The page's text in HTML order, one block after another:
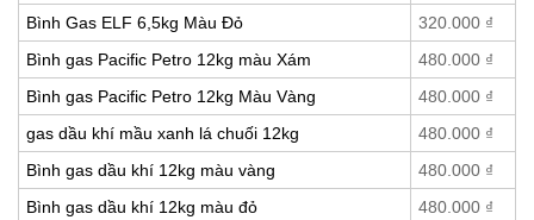
Bình Gas ELF 6,5kg Màu Đỏ
320.000 ₫
Bình gas Pacific Petro 12kg màu Xám
480.000 ₫
Bình gas Pacific Petro 12kg Màu Vàng
480.000 ₫
gas dầu khí mầu xanh lá chuối 12kg
480.000 ₫
Bình gas dầu khí 12kg màu vàng
480.000 ₫
Bình gas dầu khí 12kg màu đỏ
480.000 ₫